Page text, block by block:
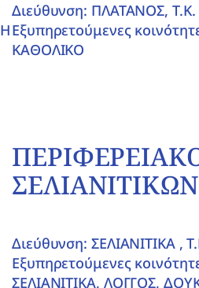
Διεύθυνση: ΠΛΑΤΑΝΟΣ, T.K.
Εξυπηρετούμενες
ΚΑΘΟΛΙΚΟ
ΣΕΛΙΑΝΙΤΙΚΩΝ
Διεύθυνση: ΣΕΛΙΑΝΙΤΙΚΑ ,
Εξυπηρετούμενες
ΣΕΛΙΑΝΙΤΙΚΑ, ΛΟΓΓΟΣ,